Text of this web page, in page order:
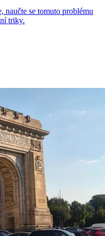
naučte se tomuto problému
triky.